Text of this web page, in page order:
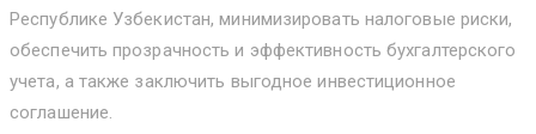
Республике Узбекистан, минимизировать налоговые риски,
обеспечить прозрачность и эффективность бухгалтерского
учета, а также заключить выгодное инвестиционное
соглашение.